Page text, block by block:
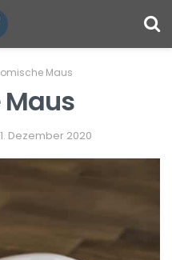
Maus
Dezember 2020